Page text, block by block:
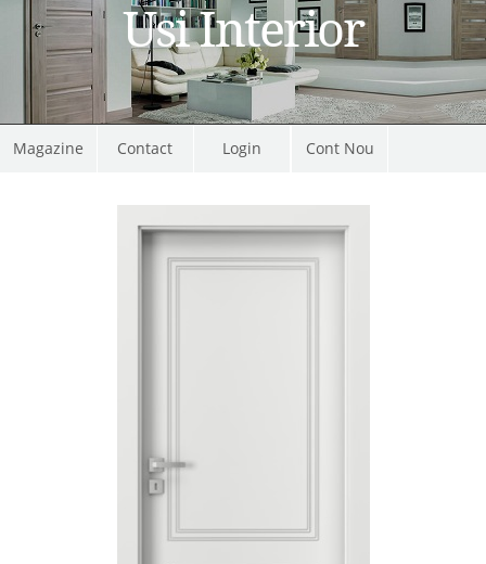
Usi Interior
Magazine Contact Cont Nou